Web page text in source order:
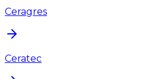
Ceragres
Ceratec